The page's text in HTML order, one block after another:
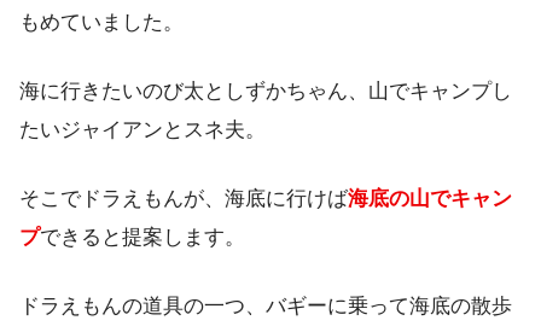
もめていました。
海に行きたいのび太としずかちゃん、山でキャンプし
たいジャイアンとスネ夫。
そこでドラえもんが、海底に行けば海底の山でキャン
プできると提案します。
ドラえもんの道具の一つ、バギーに乗って海底の散歩